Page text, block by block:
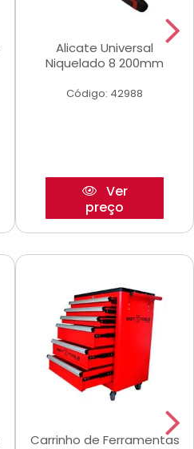
Alicate Universal
Niquelado 8 200mm
Código: 42988
Ver
preço
Carrinho de Ferramentas